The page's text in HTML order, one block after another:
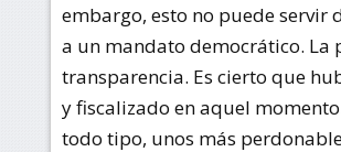
embargo, esto no puede servir
a un mandato democrático.
transparencia. Es cierto que
y fiscalizado en aquel
todo tipo, unos más